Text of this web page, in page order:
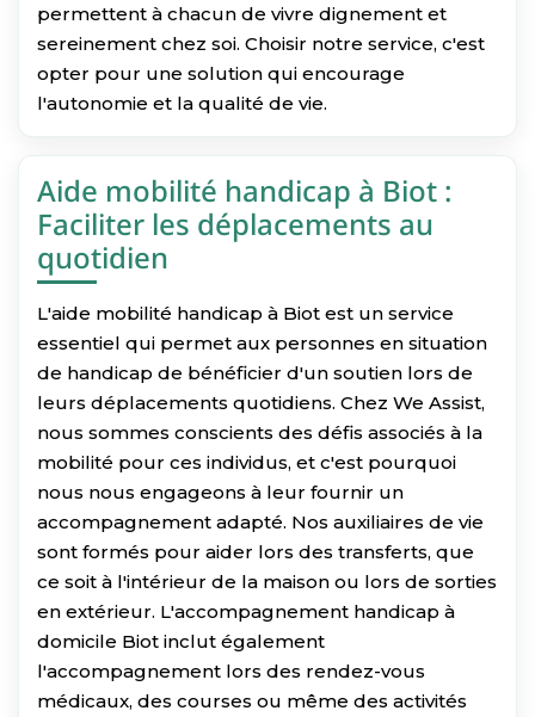
permettent à chacun de vivre dignement et
sereinement chez soi. Choisir notre service, c'est
opter pour une solution qui encourage
l'autonomie et la qualité de vie.
Aide mobilité handicap à Biot :
Faciliter les déplacements au
quotidien
L'aide mobilité handicap à Biot est un service
essentiel qui permet aux personnes en situation
de handicap de bénéficier d'un soutien lors de
leurs déplacements quotidiens. Chez We Assist,
nous sommes conscients des défis associés à la
mobilité pour ces individus, et c'est pourquoi
nous nous engageons à leur fournir un
accompagnement adapté. Nos auxiliaires de vie
sont formés pour aider lors des transferts, que
ce soit à l'intérieur de la maison ou lors de sorties
en extérieur. L'accompagnement handicap à
domicile Biot inclut également
l'accompagnement lors des rendez-vous
médicaux, des courses ou même des activités